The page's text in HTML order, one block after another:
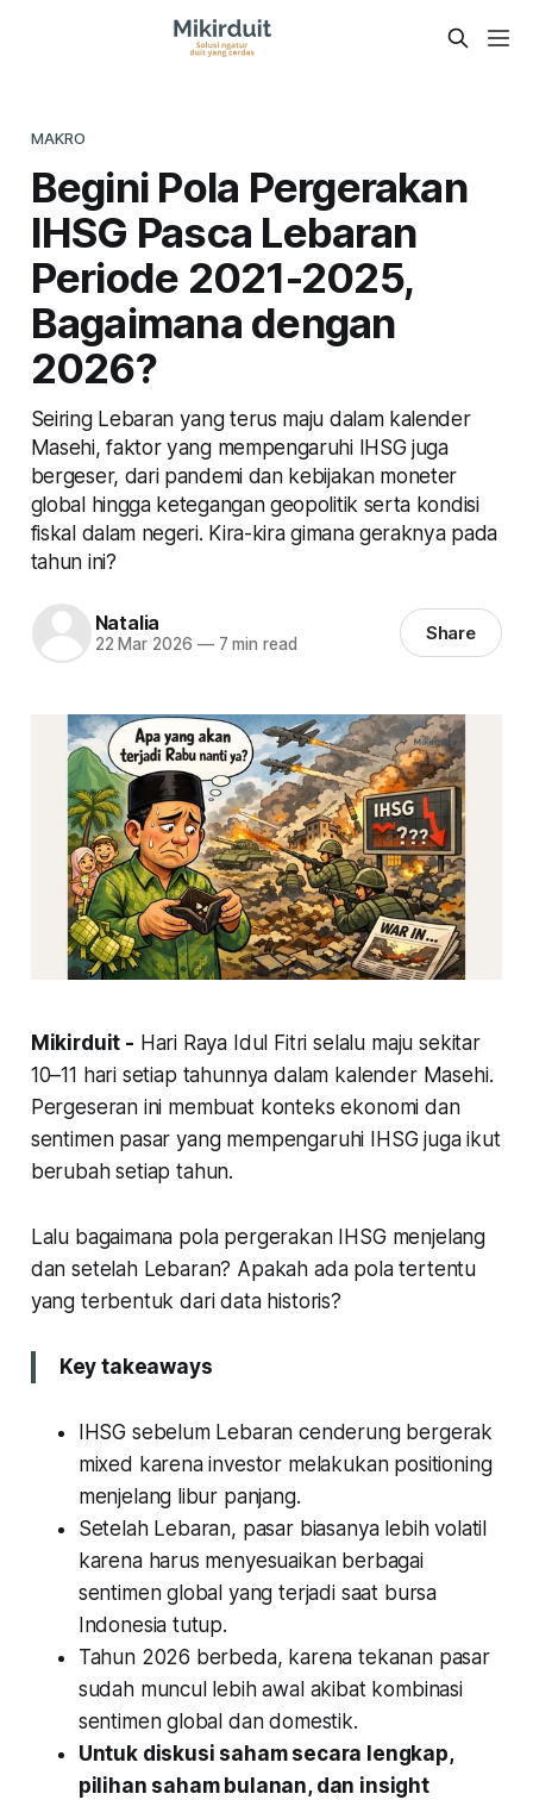
MAKRO
Begini Pola Pergerakan
IHSG Pasca Lebaran
Periode 2021-2025,
Bagaimana dengan
2026?
Seiring Lebaran yang terus maju dalam kalender
Masehi, faktor yang mempengaruhi IHSG juga
bergeser, dari pandemi dan kebijakan moneter
global hingga ketegangan geopolitik serta kondisi
fiskal dalam negeri. Kira-kira gimana geraknya pada
tahun ini?
Natalia
22 Mar 2026 —7 min read Share
Mikirduit - Hari Raya Idul Fitri selalu maju sekitar
10–11 hari setiap tahunnya dalam kalender Masehi.
Pergeseran ini membuat konteks ekonomi dan
sentimen pasar yang mempengaruhi IHSG juga ikut
berubah setiap tahun.
Lalu bagaimana pola pergerakan IHSG menjelang
dan setelah Lebaran? Apakah ada pola tertentu
yang terbentuk dari data historis?
Key takeaways
IHSG sebelum Lebaran cenderung bergerak
mixed karena investor melakukan positioning
menjelang libur panjang.
Setelah Lebaran, pasar biasanya lebih volatil
karena harus menyesuaikan berbagai
sentimen global yang terjadi saat bursa
Indonesia tutup.
Tahun 2026 berbeda, karena tekanan pasar
sudah muncul lebih awal akibat kombinasi
sentimen global dan domestik.
Untuk diskusi saham secara lengkap,
pilihan saham bulanan, dan insight